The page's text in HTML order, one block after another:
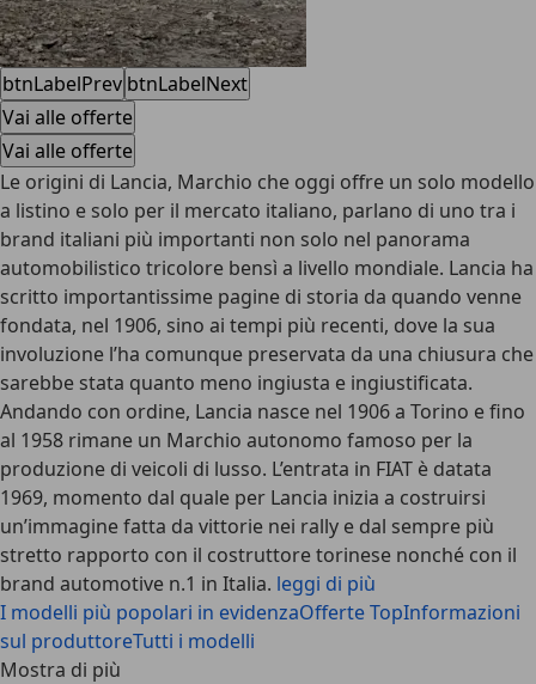
btnLabelPrev btnLabelNext
Vai alle offerte
Vai alle offerte
Le origini di Lancia, Marchio che oggi offre un solo modello
a listino e solo per il mercato italiano, parlano di uno tra i
brand italiani più importanti non solo nel panorama
automobilistico tricolore bensì a livello mondiale. Lancia ha
scritto importantissime pagine di storia da quando venne
fondata, nel 1906, sino ai tempi più recenti, dove la sua
involuzione l’ha comunque preservata da una chiusura che
sarebbe stata quanto meno ingiusta e ingiustificata.
Andando con ordine, Lancia nasce nel 1906 a Torino e fino
al 1958 rimane un Marchio autonomo famoso per la
produzione di veicoli di lusso. L’entrata in FIAT è datata
1969, momento dal quale per Lancia inizia a costruirsi
un’immagine fatta da vittorie nei rally e dal sempre più
stretto rapporto con il costruttore torinese nonché con il
brand automotive n.1 in Italia. leggi di più
I modelli più popolari in evidenzaOfferte TopInformazioni
sul produttoreTutti i modelli
Mostra di più